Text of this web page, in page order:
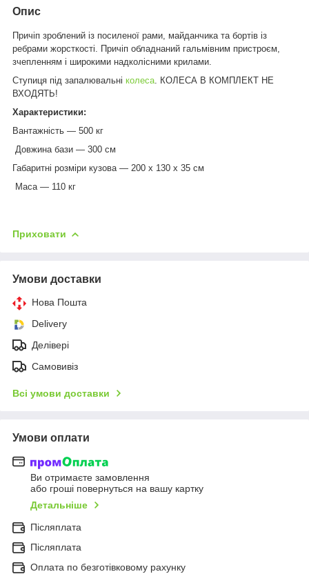
Опис
Причіп зроблений із посиленої рами, майданчика та бортів із
ребрами жорсткості. Причіп обладнаний гальмівним пристроєм,
зчепленням і широкими надколісними крилами.
Ступиця під запалювальні колеса . КОЛЕСА В КОМПЛЕКТ НЕ
ВХОДЯТЬ!
Характеристики:
Вантажність — 500 кг
Довжина бази — 300 см
Габаритні розміри кузова — 200 х 130 х 35 см
Маса — 110 кг
Приховати
Умови доставки
Нова Пошта
Delivery
Делівері
Самовивіз
Всі умови доставки
Умови оплати
Ви отримаєте замовлення
або гроші повернуться на вашу картку
Детальніше
Післяплата
Післяплата
Оплата по безготівковому рахунку